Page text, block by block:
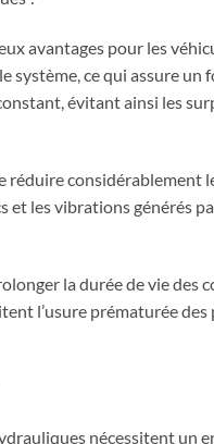
avantages pour les
système, ce qui assure
évitant ainsi les
considérablement
et les vibrations générés
la durée de vie des
l’usure prématurée
nécessitent